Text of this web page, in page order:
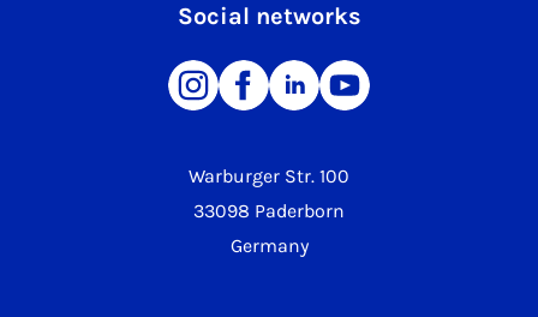
Warburger Str. 100
33098 Paderborn
Germany
Social networks